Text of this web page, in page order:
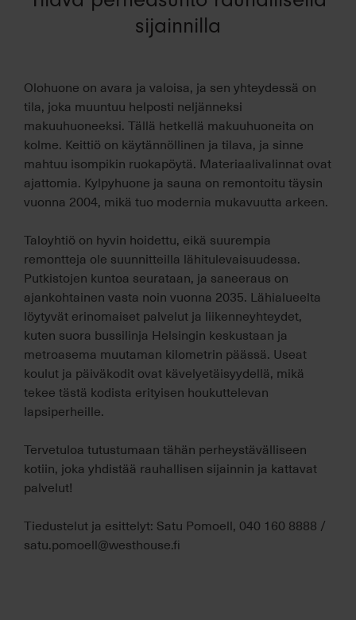
sijainnilla
Olohuone on avara ja valoisa, ja sen yhteydessä on
tila, joka muuntuu helposti neljänneksi
makuuhuoneeksi. Tällä hetkellä makuuhuoneita on
kolme. Keittiö on käytännöllinen ja tilava, ja sinne
mahtuu isompikin ruokapöytä. Materiaalivalinnat ovat
ajattomia. Kylpyhuone ja sauna on remontoitu täysin
vuonna 2004, mikä tuo modernia mukavuutta arkeen.
Taloyhtiö on hyvin hoidettu, eikä suurempia
remontteja ole suunnitteilla lähitulevaisuudessa.
Putkistojen kuntoa seurataan, ja saneeraus on
ajankohtainen vasta noin vuonna 2035. Lähialueelta
löytyvät erinomaiset palvelut ja liikenneyhteydet,
kuten suora bussilinja Helsingin keskustaan ja
metroasema muutaman kilometrin päässä. Useat
koulut ja päiväkodit ovat kävelyetäisyydellä, mikä
tekee tästä kodista erityisen houkuttelevan
lapsiperheille.
Tervetuloa tutustumaan tähän perheystävälliseen
kotiin, joka yhdistää rauhallisen sijainnin ja kattavat
palvelut!
Tiedustelut ja esittelyt: Satu Pomoell, 040 160 8888 /
satu.pomoell@westhouse.fi